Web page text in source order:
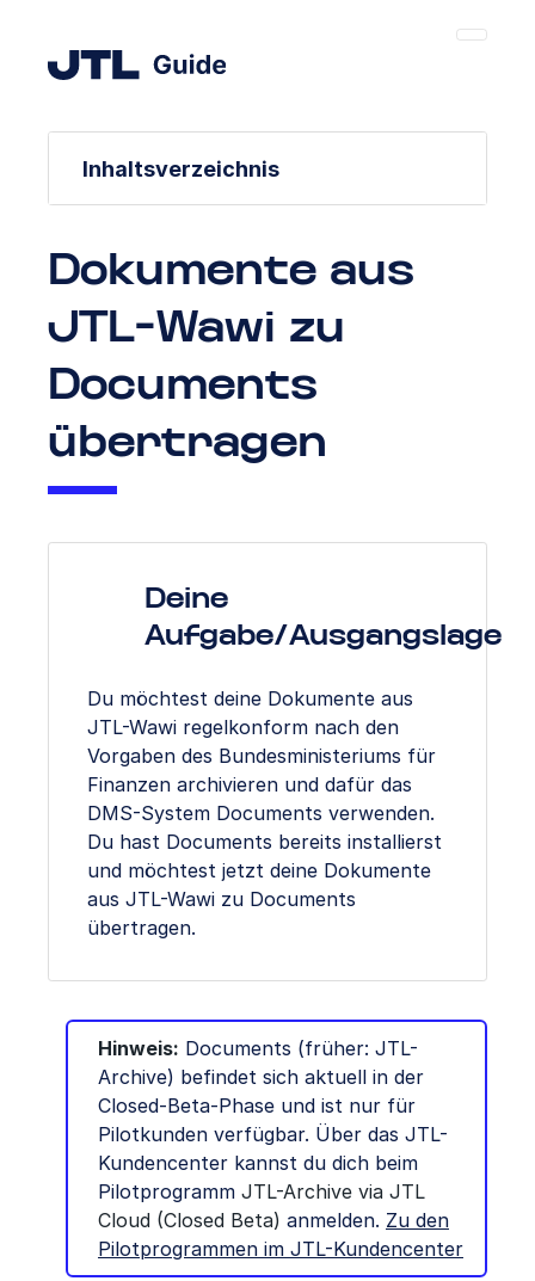
Inhaltsverzeichnis
Dokumente aus
JTL-Wawi zu
Documents
übertragen
Deine
Aufgabe/Ausgangslage
Du möchtest deine Dokumente aus
JTL-Wawi regelkonform nach den
Vorgaben des Bundesministeriums für
Finanzen archivieren und dafür das
DMS-System Documents verwenden.
Du hast Documents bereits installierst
und möchtest jetzt deine Dokumente
aus JTL-Wawi zu Documents
übertragen.
Hinweis: Documents (früher: JTL-
Archive) befindet sich aktuell in der
Closed-Beta-Phase und ist nur für
Pilotkunden verfügbar. Über das JTL-
Kundencenter kannst du dich beim
Pilotprogramm JTL-Archive via JTL
Cloud (Closed Beta) anmelden. Zu den
Pilotprogrammen im JTL-Kundencenter